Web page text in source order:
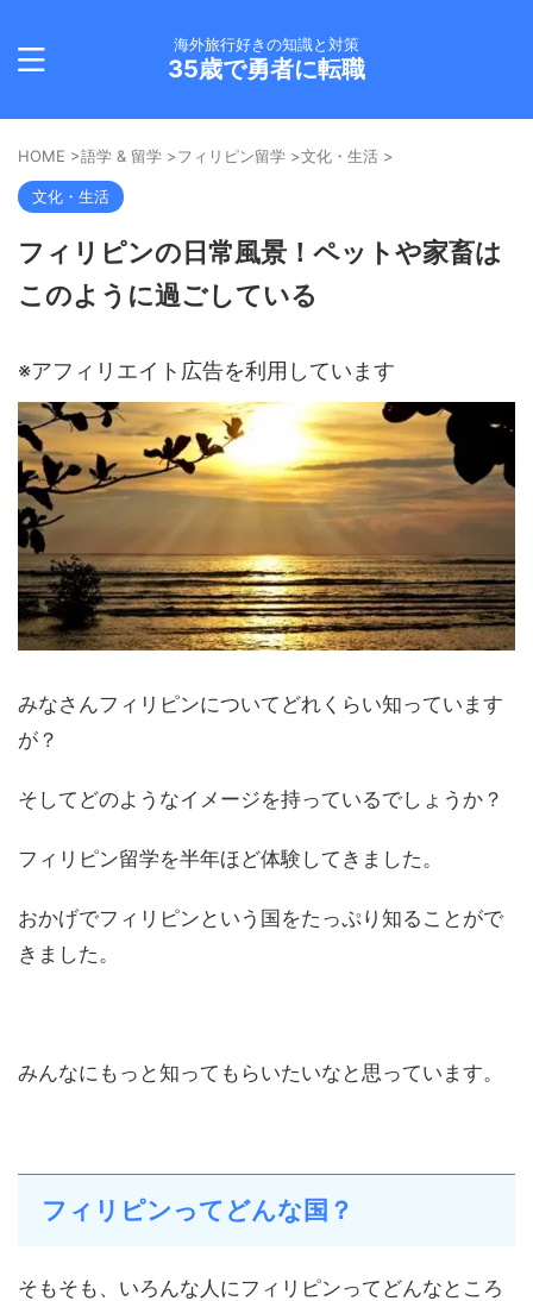
海外旅行好きの知識と対策
35歳で勇者に転職
HOME >語学 & 留学 >フィリピン留学 >文化・生活 >
文化・生活
フィリピンの日常風景！ペットや家畜は
このように過ごしている
※アフィリエイト広告を利用しています
みなさんフィリピンについてどれくらい知っています
が？
そしてどのようなイメージを持っているでしょうか？
フィリピン留学を半年ほど体験してきました。
おかげでフィリピンという国をたっぷり知ることがで
きました。
みんなにもっと知ってもらいたいなと思っています。
フィリピンってどんな国？
そもそも、いろんな人にフィリピンってどんなところ